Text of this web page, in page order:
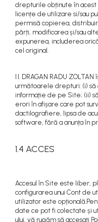
drepturile obținute în acest
licențe de utilizare si/sau
permisă copierea,
părți, modificarea și/sau
expunerea, includerea
cel original.
I.I. DRAGAN RADU
următoarele drepturi: (i)
informație de pe Site; (ii)
erori în afișare care pot
dactilografiere, lipsa de
software, fără a anunța în
1.4 ACCES
Accesul în Site este liber,
configurarea unui Cont de
utilizator este
date ce pot fi colectate și
ului, vă rugăm să accesați